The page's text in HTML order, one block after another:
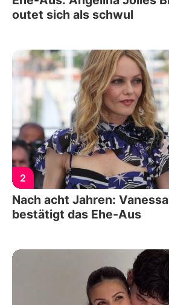
outet sich als schwul
2
Nach acht Jahren:
bestätigt das Ehe-Aus